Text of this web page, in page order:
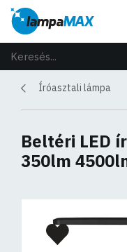
Íróasztali lámpa
Beltéri LED
350lm